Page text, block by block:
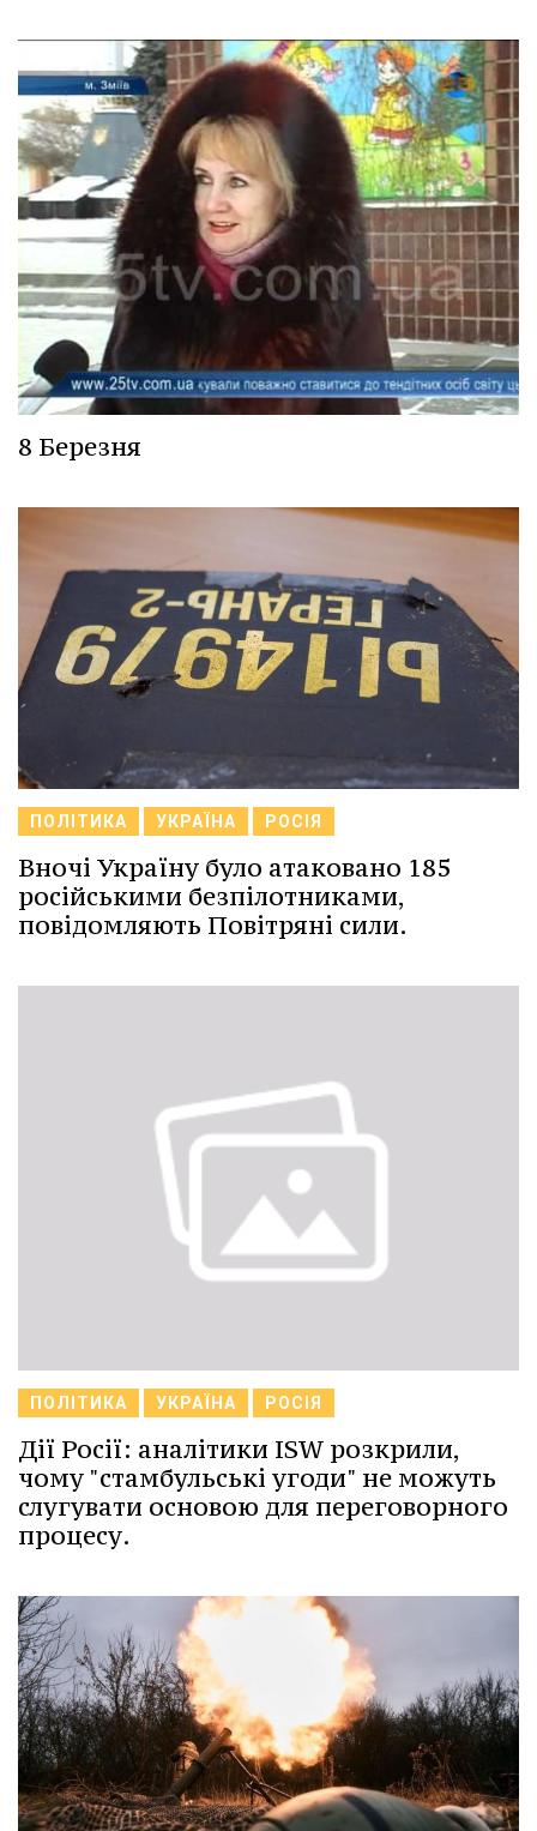
8 Березня
ПОЛІТИКА УКРАЇНА РОСІЯ
Вночі Україну було атаковано 185
російськими безпілотниками,
повідомляють Повітряні сили.
ПОЛІТИКА УКРАЇНА РОСІЯ
Дії Росії: аналітики ISW розкрили,
чому "стамбульські угоди" не можуть
слугувати основою для переговорного
процесу.